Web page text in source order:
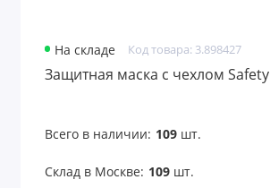
На складе Код товара: 3.898427
Защитная маска с чехлом Safety
Всего в наличии: 109шт.
Склад в Москве: 109шт.